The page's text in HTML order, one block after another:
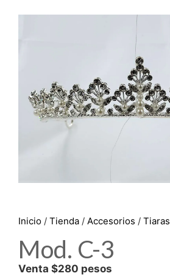
Inicio / Tienda / Accesorios / Tiaras
Mod. C-3
Venta $280 pesos